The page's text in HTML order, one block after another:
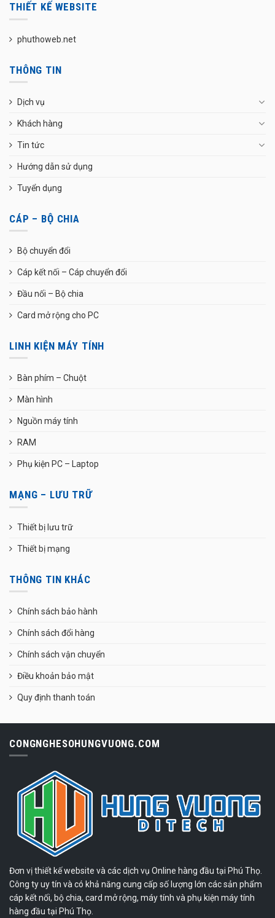
THIẾT KẾ WEBSITE
phuthoweb.net
THÔNG TIN
Dịch vụ
Khách hàng
Tin tức
Hướng dẫn sử dụng
Tuyển dụng
CÁP – BỘ CHIA
Bộ chuyển đổi
Cáp kết nối – Cáp chuyển đổi
Đầu nối – Bộ chia
Card mở rộng cho PC
LINH KIỆN MÁY TÍNH
Bàn phím – Chuột
Màn hình
Nguồn máy tính
RAM
Phụ kiện PC – Laptop
MẠNG – LƯU TRỮ
Thiết bị lưu trữ
Thiết bị mạng
THÔNG TIN KHÁC
Chính sách bảo hành
Chính sách đổi hàng
Chính sách vận chuyển
Điều khoản bảo mật
Quy định thanh toán
CONGNGHESOHUNGVUONG.COM
Đơn vị thiết kế website và các dịch vụ Online hàng đầu tại Phú Thọ.
Công ty uy tín và có khả năng cung cấp số lượng lớn các sản phẩm
cáp kết nối, bộ chia, card mở rộng, máy tính và phụ kiện máy tính
hàng đầu tại Phú Thọ.